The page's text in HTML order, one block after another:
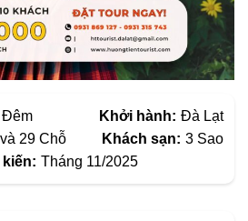
Đêm Khởi hành: Đà Lạt
29 Chỗ Khách sạn: 3 Sao
Tháng 11/2025